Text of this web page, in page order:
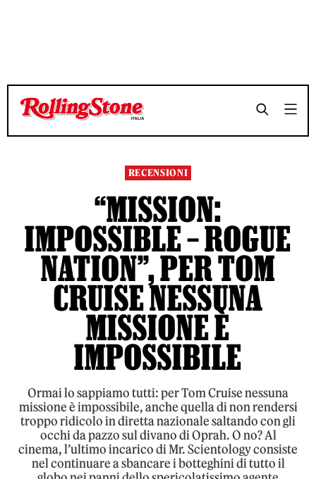
TEMPO DI LETTURA 5 MINUTI SHARE
TEMPO DI LETTURA 5 MINUTI SHARE
RECENSIONI
“MISSION:
IMPOSSIBLE – ROGUE
NATION”, PER TOM
CRUISE NESSUNA
MISSIONE È
IMPOSSIBILE
Ormai lo sappiamo tutti: per Tom Cruise nessuna
missione è impossibile, anche quella di non rendersi
troppo ridicolo in diretta nazionale saltando con gli
occhi da pazzo sul divano di Oprah. O no? Al
cinema, l’ultimo incarico di Mr. Scientology consiste
nel continuare a sbancare i botteghini di tutto il